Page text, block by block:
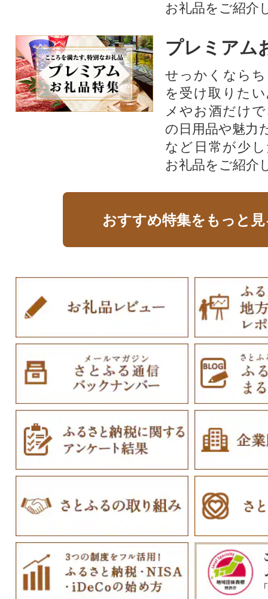
お礼品をご紹介
プレミアム
せっかくなら
を受け取りた
メやお酒だけ
の日用品や魅力
など日常が少
お礼品をご紹介
おすすめ特集をもっと